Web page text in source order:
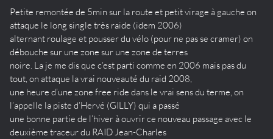
Petite remontée de 5min sur la route et petit virage à gauche on
attaque le long single très raide (idem 2006)
alternant roulage et pousser du vélo (pour ne pas se cramer) on
débouche sur une zone sur une zone de terres
noire. La je me dis que c’est parti comme en 2006 mais pas du
tout, on attaque la vrai nouveauté du raid 2008,
une heure d’une zone free ride dans le vrai sens du terme, on
l’appelle la piste d’Hervé (GILLY) qui a passé
une bonne partie de l’hiver à ouvrir ce nouveau passage avec le
deuxième traceur du RAID Jean-Charles